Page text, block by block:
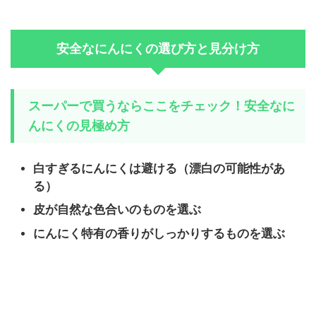
安全なにんにくの選び方と見分け方
スーパーで買うならここをチェック！安全なに
んにくの見極め方
白すぎるにんにくは避ける（漂白の可能性があ
る）
皮が自然な色合いのものを選ぶ
にんにく特有の香りがしっかりするものを選ぶ